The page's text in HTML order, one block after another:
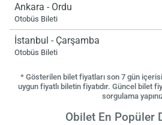
Ankara - Ordu
Otobüs Bileti
İstanbul - Çarşamba
Otobüs Bileti
* Gösterilen bilet fiyatları son 7 gün
uygun fiyatlı biletin fiyatıdır. Güncel bilet
sorgulama
Obilet En Popüler